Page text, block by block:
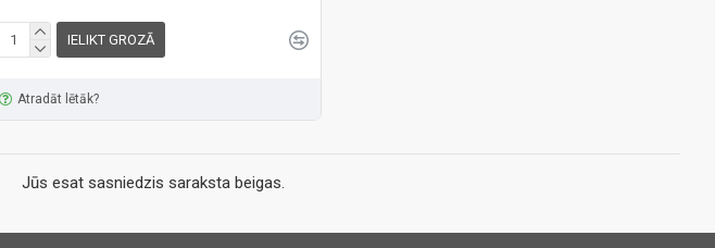
IELIKT GROZĀ
Atradāt lētāk?
Jūs esat sasniedzis saraksta beigas.